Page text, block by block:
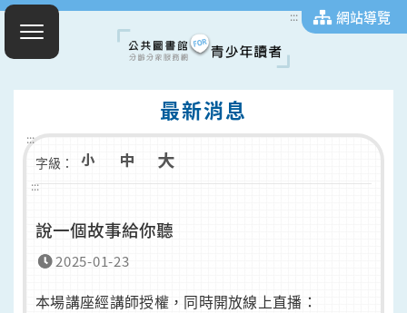
::: 網站導覽
最新消息
:::
字級：
:::
說一個故事給你聽
2025-01-23
本場講座經講師授權，同時開放線上直播：